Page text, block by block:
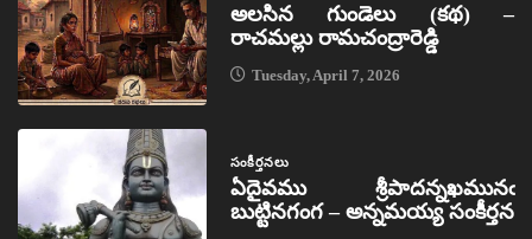
అలసిన గుండెలు (కథ) –
రాచమల్లు రామచంద్రారెడ్డి
Tuesday, April 7, 2026
సంకీర్తనలు
ఏదైవము శ్రీపాదన్నఖమునఁ
బుట్టినగంగ – అన్నమయ్య సంకీర్తన